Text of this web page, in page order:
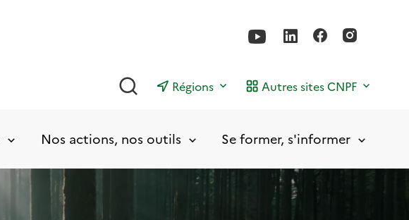
Rechercher
Régions Autres sites CNPF
Nos actions, nos outils Se former, s'informer